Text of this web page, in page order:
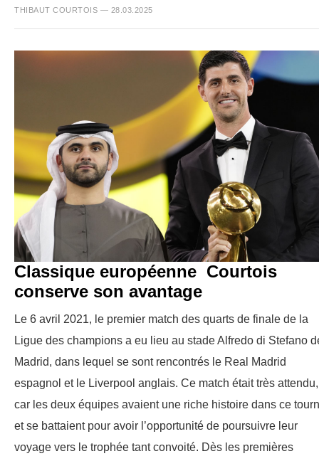
THIBAUT COURTOIS — 28.03.2025
Classique européenne Courtois
conserve son avantage
Le 6 avril 2021, le premier match des quarts de finale de la
Ligue des champions a eu lieu au stade Alfredo di Stefano
Madrid, dans lequel se sont rencontrés le Real Madrid
espagnol et le Liverpool anglais. Ce match était très attendu,
car les deux équipes avaient une riche histoire dans ce
et se battaient pour avoir l’opportunité de poursuivre leur
voyage vers le trophée tant convoité. Dès les premières